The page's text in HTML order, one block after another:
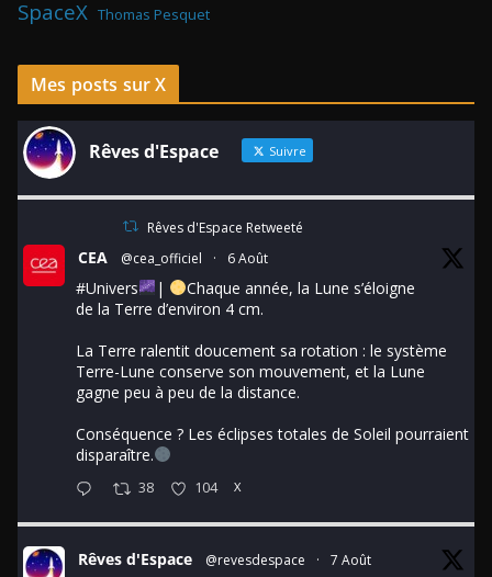
SpaceX Thomas Pesquet
Mes posts sur X
Rêves d'Espace Suivre
Rêves d'Espace Retweeté
CEA @cea_officiel · 6 Août
#Univers |
Chaque année, la Lune s’éloigne
de la Terre d’environ 4 cm.
La Terre ralentit doucement sa rotation : le système
Terre-Lune conserve son mouvement, et la Lune
gagne peu à peu de la distance.
Conséquence ? Les éclipses totales de Soleil pourraient
disparaître.
38 104 X
Rêves d'Espace @revesdespace · 7 Août